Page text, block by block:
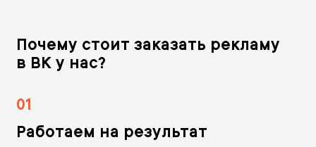
Почему стоит заказать рекламу
в ВК у нас?
01
Работаем на результат